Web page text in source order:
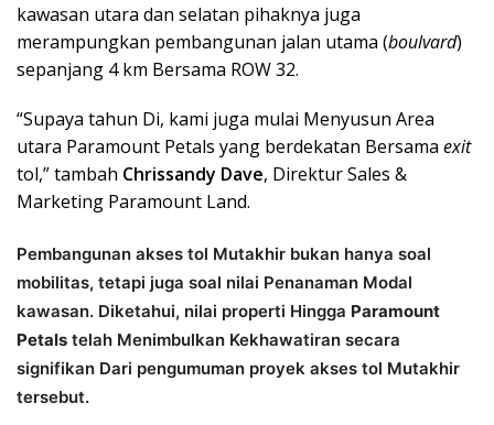
kawasan utara dan selatan pihaknya juga
merampungkan pembangunan jalan utama (boulvard)
sepanjang 4 km Bersama ROW 32.
“Supaya tahun Di, kami juga mulai Menyusun Area
utara Paramount Petals yang berdekatan Bersama exit
tol,” tambah Chrissandy Dave, Direktur Sales &
Marketing Paramount Land.
Pembangunan akses tol Mutakhir bukan hanya soal
mobilitas, tetapi juga soal nilai Penanaman Modal
kawasan. Diketahui, nilai properti Hingga Paramount
Petals telah Menimbulkan Kekhawatiran secara
signifikan Dari pengumuman proyek akses tol Mutakhir
tersebut.